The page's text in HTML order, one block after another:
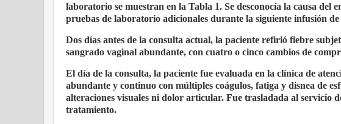
laboratorio se muestran en la Tabla 1. Se desconocía la causa
pruebas de laboratorio adicionales durante la siguiente infusión
Dos días antes de la consulta actual, la paciente refirió fiebre
sangrado vaginal abundante, con cuatro o cinco cambios de
El día de la consulta, la paciente fue evaluada en la clínica de
abundante y continuo con múltiples coágulos, fatiga y disnea de
alteraciones visuales ni dolor articular. Fue trasladada al servicio
tratamiento.